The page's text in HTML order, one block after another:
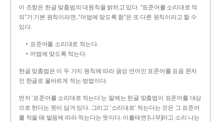
이 조항은 한글 맞춤법의 대원칙을 밝히고 있다. “표준어를 소리대로 적
되”가 기본 원칙이라면, “어법에 맞도록 함”은 또 다른 원칙이라고 할 수
있다.
표준어를 소리대로 적는다.
어법에 맞도록 적는다.
한글 맞춤법은 이 두 가지 원칙에 따라 음성 언어인 표준어를 표음 문자
인 한글로 올바르게 적는 방법이다.
먼저 ‘표준어를 소리대로 적는다’는 말에는 한글 맞춤법이 표준어를 대상
으로 한다는 뜻이 담겨 있다. 그리고 ‘소리대로’ 적는다는 것은 그 표준어
를 적을 때 발음에 따라 적는다는 뜻이다. 이를테면 [나무]라고 소리 나는